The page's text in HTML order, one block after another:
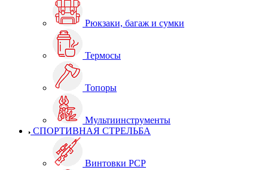
Рюкзаки, багаж и сумки
Термосы
Топоры
Мультиинструменты
СПОРТИВНАЯ СТРЕЛЬБА
Винтовки PCP